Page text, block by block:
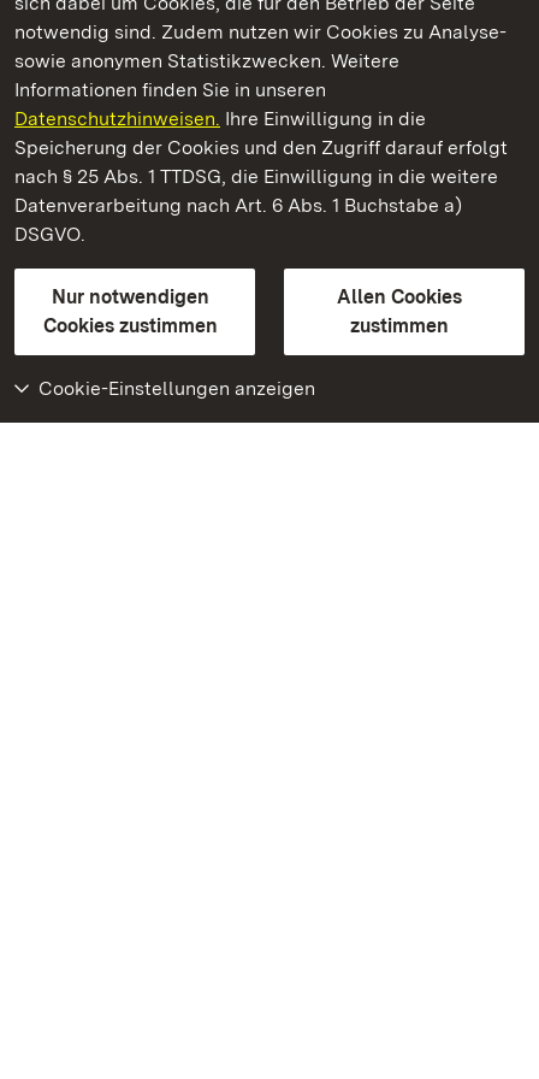
notwendig sind. Zudem nutzen wir Cookies zu Analyse-
sowie anonymen Statistikzwecken. Weitere
Informationen finden Sie in unseren
Datenschutzhinweisen. Ihre Einwilligung in die
Speicherung der Cookies und den Zugriff darauf erfolgt
nach § 25 Abs. 1 TTDSG, die Einwilligung in die weitere
Datenverarbeitung nach Art. 6 Abs. 1 Buchstabe a)
DSGVO.
Nur notwendigen
Cookies zustimmen
Allen Cookies
zustimmen
Cookie-Einstellungen anzeigen
Staatliche Schlösser und Gärten Baden‑Württemberg
Staatliche Schlösser und Gärten Baden-Württemberg
Kontakt
GebärdenspracheLeichte Sprache
Erklärung zur Barrierefreiheit
BITV-konform (geprüfte Seiten)
Weiteres